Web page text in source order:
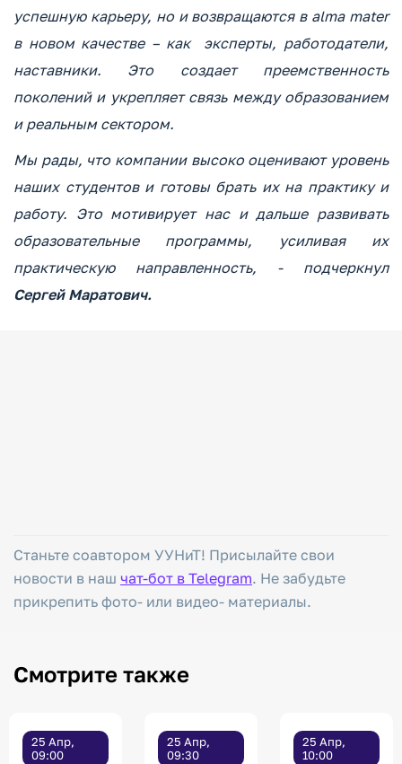
успешную карьеру, но и возвращаются в alma mater
в новом качестве – как эксперты, работодатели,
наставники. Это создает преемственность
поколений и укрепляет связь между образованием
и реальным сектором.
Мы рады, что компании высоко оценивают уровень
наших студентов и готовы брать их на практику и
работу. Это мотивирует нас и дальше развивать
образовательные программы, усиливая их
практическую направленность, - подчеркнул
Сергей Маратович.
Станьте соавтором УУНиТ! Присылайте свои
новости в наш чат-бот в Telegram. Не забудьте
прикрепить фото- или видео- материалы.
Смотрите также
25 Апр,
09:00
25 Апр,
09:30
25 Апр,
10:00